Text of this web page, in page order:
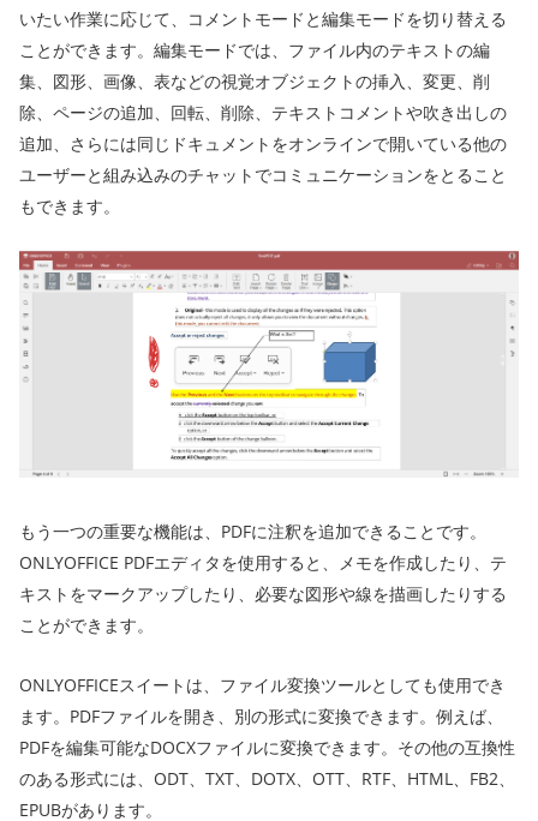
いたい作業に応じて、コメントモードと編集モードを切り替える
ことができます。編集モードでは、ファイル内のテキストの編
集、図形、画像、表などの視覚オブジェクトの挿入、変更、削
除、ページの追加、回転、削除、テキストコメントや吹き出しの
追加、さらには同じドキュメントをオンラインで開いている他の
ユーザーと組み込みのチャットでコミュニケーションをとること
もできます。
もう一つの重要な機能は、PDFに注釈を追加できることです。
ONLYOFFICE PDFエディタを使用すると、メモを作成したり、テ
キストをマークアップしたり、必要な図形や線を描画したりする
ことができます。
ONLYOFFICEスイートは、ファイル変換ツールとしても使用でき
ます。PDFファイルを開き、別の形式に変換できます。例えば、
PDFを編集可能なDOCXファイルに変換できます。その他の互換性
のある形式には、ODT、TXT、DOTX、OTT、RTF、HTML、FB2、
EPUBがあります。